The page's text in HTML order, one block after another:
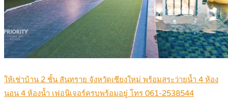
ให้เช่าบ้าน 2 ชั้น สันทราย จังหวัดเชียงใหม่ พร้อมสระว่ายน้ำ 4 ห้อง
นอน 4 ห้องน้ำ เฟอนิเจอร์ครบพร้อมอยู่ โทร 061-2538544